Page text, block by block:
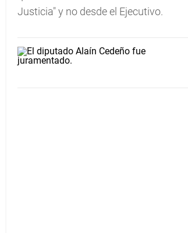
Justicia" y no desde el Ejecutivo.